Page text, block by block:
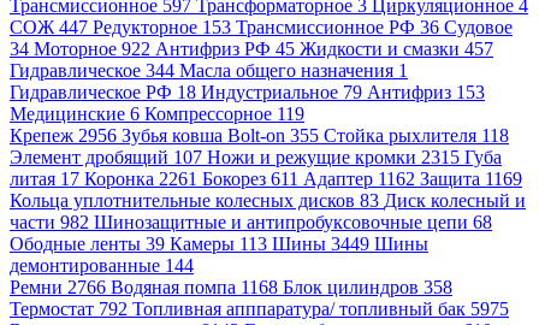
Трансмиссионное 597 Трансформаторное 3 Циркуляционное 4
СОЖ 447 Редукторное 153 Трансмиссионное РФ 36 Судовое
34 Моторное 922 Антифриз РФ 45 Жидкости и смазки 457
Гидравлическое 344 Масла общего назначения 1
Гидравлическое РФ 18 Индустриальное 79 Антифриз 153
Медицинские 6 Компрессорное 119
Крепеж 2956 Зубья ковша Bolt-on 355 Стойка рыхлителя 118
Элемент дробящий 107 Ножи и режущие кромки 2315 Губа
литая 17 Коронка 2261 Бокорез 611 Адаптер 1162 Защита 1169
Кольца уплотнительные колесных дисков 83 Диск колесный и
части 982 Шинозащитные и антипробуксовочные цепи 68
Ободные ленты 39 Камеры 113 Шины 3449 Шины
демонтированные 144
Ремни 2766 Водяная помпа 1168 Блок цилиндров 358
Термостат 792 Топливная апппаратура/ топливный бак 5975